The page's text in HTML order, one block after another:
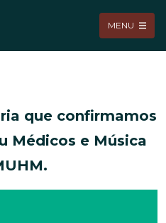
MENU
que confirmamos
Médicos e Música